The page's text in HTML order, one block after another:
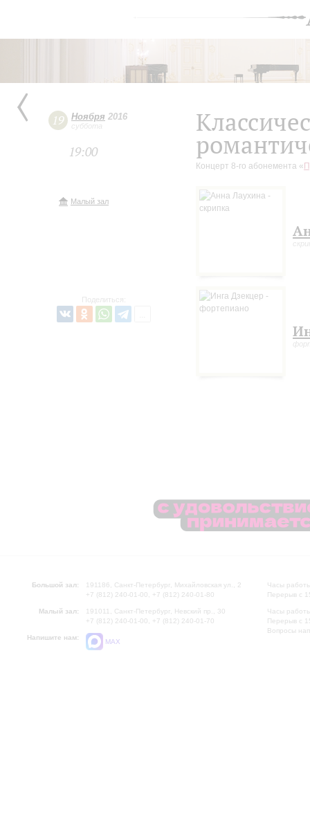
19 Ноября 2016
суббота
19:00
Малый зал
Поделиться:
Концерт 8-го абонемента «
Большой зал:
191186, Санкт-Петербург, Михайловская ул., 2
+7 (812) 240-01-00, +7 (812) 240-01-80
Малый зал:
191011, Санкт-Петербург, Невский пр., 30
+7 (812) 240-01-00, +7 (812) 240-01-70
Напишите нам:
MAX
Часы
Перерыв с
Часы
Перерыв с
Вопросы